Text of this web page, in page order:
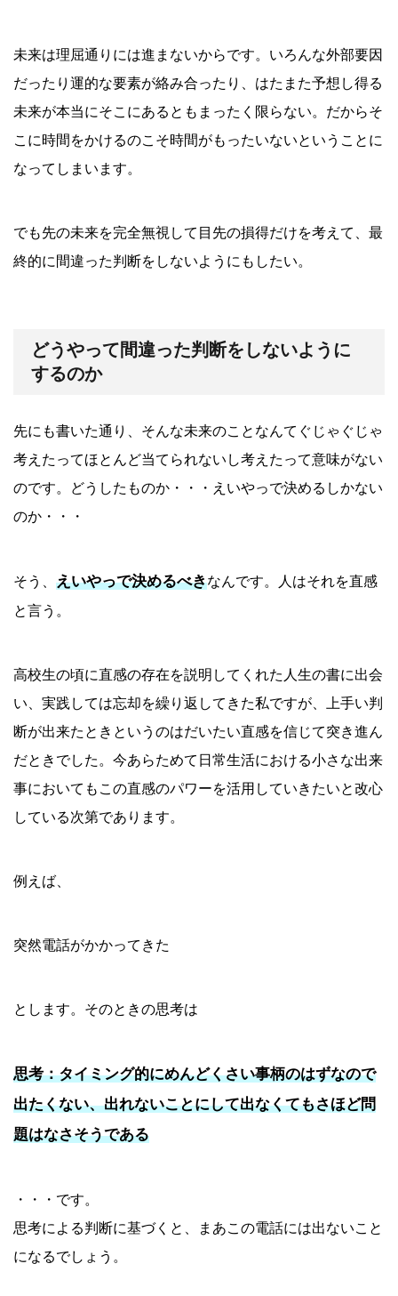
未来は理屈通りには進まないからです。いろんな外部要因
だったり運的な要素が絡み合ったり、はたまた予想し得る
未来が本当にそこにあるともまったく限らない。だからそ
こに時間をかけるのこそ時間がもったいないということに
なってしまいます。
でも先の未来を完全無視して目先の損得だけを考えて、最
終的に間違った判断をしないようにもしたい。
どうやって間違った判断をしないように
するのか
先にも書いた通り、そんな未来のことなんてぐじゃぐじゃ
考えたってほとんど当てられないし考えたって意味がない
のです。どうしたものか・・・えいやっで決めるしかない
のか・・・
そう、 えいやっで決めるべきなんです。人はそれを直感
と言う。
高校生の頃に直感の存在を説明してくれた人生の書に出会
い、実践しては忘却を繰り返してきた私ですが、上手い判
断が出来たときというのはだいたい直感を信じて突き進ん
だときでした。今あらためて日常生活における小さな出来
事においてもこの直感のパワーを活用していきたいと改心
している次第であります。
例えば、
突然電話がかかってきた
とします。そのときの思考は
思考：タイミング的にめんどくさい事柄のはずなので
出たくない、出れないことにして出なくてもさほど問
題はなさそうである
・・・です。
思考による判断に基づくと、まあこの電話には出ないこと
になるでしょう。